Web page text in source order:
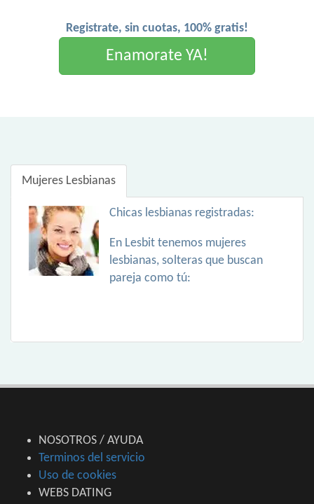
Registrate, sin cuotas, 100% gratis!
Enamorate YA!
Mujeres Lesbianas
Chicas lesbianas registradas:
En Lesbit tenemos mujeres
lesbianas, solteras que buscan
pareja como tú:
NOSOTROS / AYUDA
Terminos del servicio
Uso de cookies
WEBS DATING